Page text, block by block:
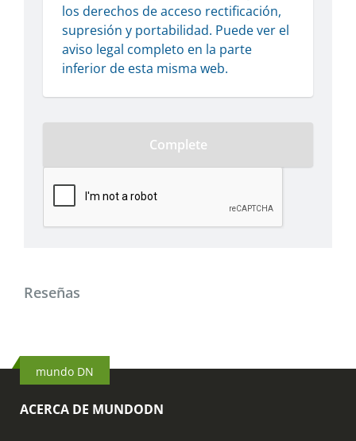
los derechos de acceso rectificación,
supresión y portabilidad. Puede ver el
aviso legal completo en la parte
inferior de esta misma web.
Reseñas
mundo DN
ACERCA DE MUNDODN